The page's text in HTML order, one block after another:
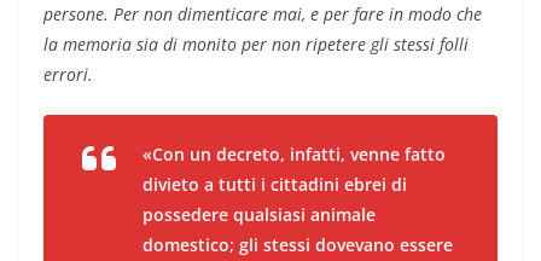
persone. Per non dimenticare mai, e per fare in modo che
la memoria sia di monito per non ripetere gli stessi folli
errori.
«Con un decreto, infatti, venne fatto
divieto a tutti i cittadini ebrei di
possedere qualsiasi animale
domestico; gli stessi dovevano essere